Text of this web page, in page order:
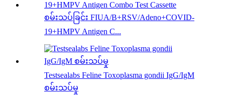
စမ်းသပ်ခြင်း FIUA/B+RSV/Adeno+COVID-
19+HMPV Antigen C...
Testsealabs Feline Toxoplasma gondii IgG/IgM
စမ်းသပ်မှု